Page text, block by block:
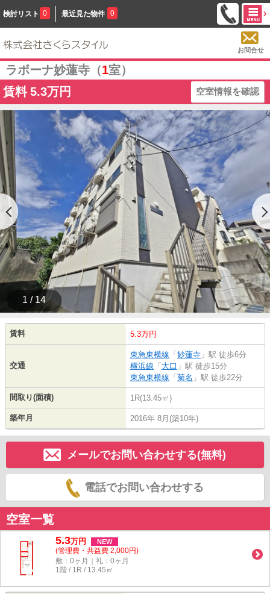
検討リスト 0 最近見た物件 0
お問合せ
ラボーナ妙蓮寺（1室）
賃料 5.3万円 空室情報を確認
1 / 14
賃料 5.3万円
交通
東急東横線 「 妙蓮寺 」駅 徒歩6分
横浜線 「 大口 」駅 徒歩15分
東急東横線 「 菊名 」駅 徒歩22分
間取り(面積) 1R(13.45㎡)
築年月 2016年 8月(築10年)
メールでお問い合わせする(無料)
電話でお問い合わせする
空室一覧
5.3万円 NEW
(管理費・共益費 2,000円)
敷：0ヶ月｜礼：0ヶ月
1階 / 1R / 13.45㎡